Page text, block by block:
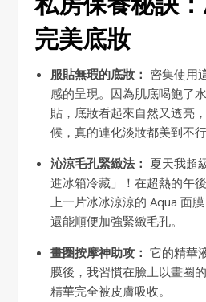
完美底妝
服貼無瑕的底妝： 密集使用
感的呈現。因為肌底喝飽了
貼，底妝看起來自然又透亮
候，真的連化淡妝都美到不行
沁涼毛孔緊緻法： 夏天我超
進冰箱冷藏」！在超熱的午
上一片冰冰涼涼的 Aqua 面
還能順便加強緊緻毛孔。
畫圈按摩神助攻： 它的精華
膜後，我習慣在臉上以畫圈
精華完全被皮膚吸收。